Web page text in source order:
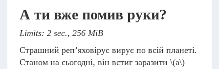
А ти вже помив руки?
Limits: 2 sec., 256 MiB
Страшний реп’яховірус вирує по всій планеті.
Станом на сьогодні, він встиг заразити \(a\)